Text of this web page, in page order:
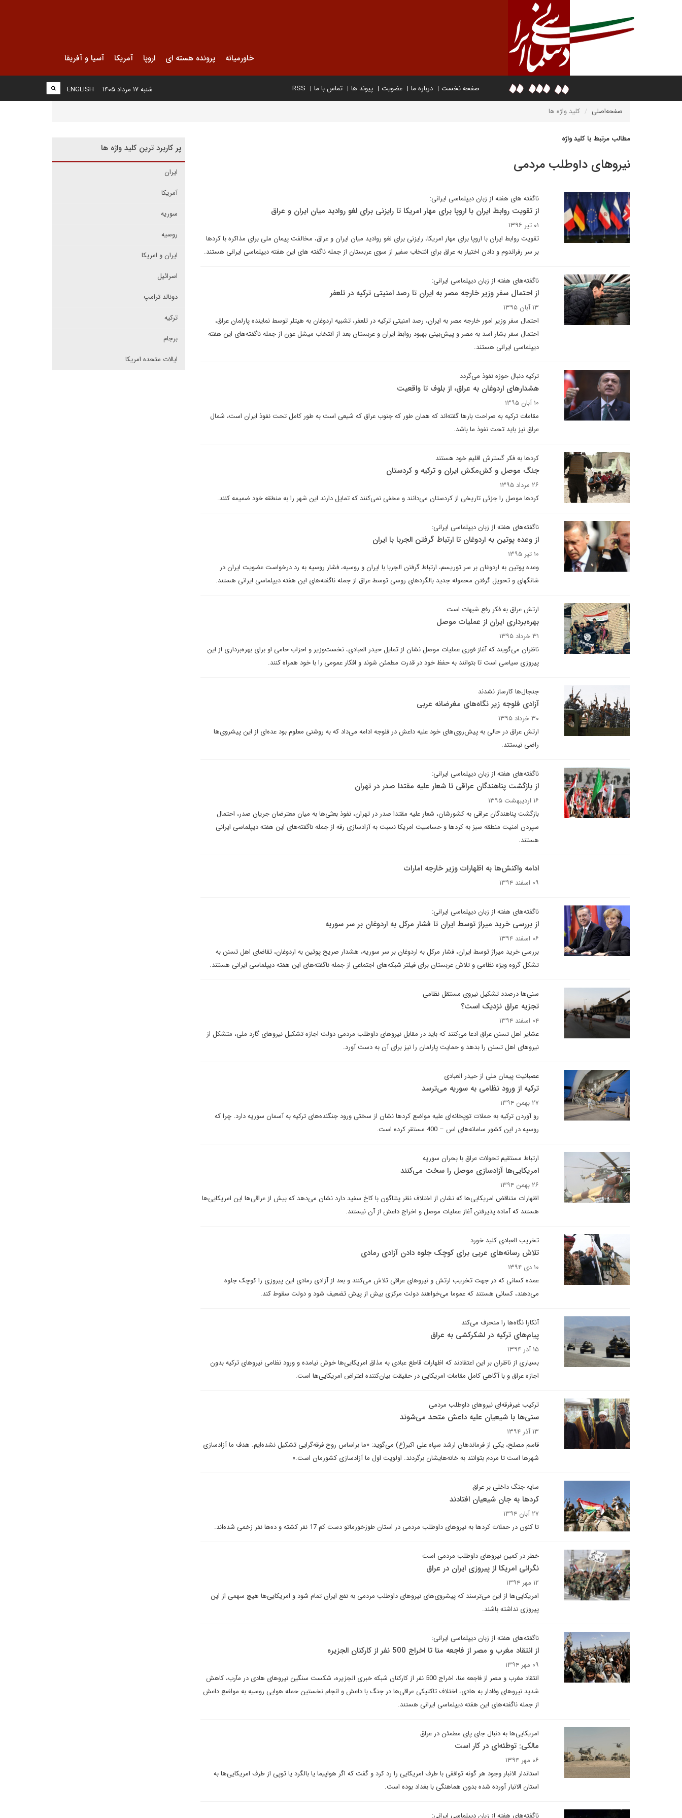
خاورمیانه پرونده هسته ای اروپا آمریکا آسیا و آفریقا
صفحه نخست درباره ما عضویت پیوند ها تماس با ما RSS
ENGLISH شنبه ۱۷ مرداد ۱۴۰۵
صفحه‌اصلی کلید واژه ها
مطالب مرتبط با کلید واژه
نیروهای داوطلب مردمی
ناگفته های هفته از زبان دیپلماسی ایرانی:
از تقویت روابط ایران با اروپا برای مهار امریکا تا رایزنی برای لغو روادید میان ایران و عراق
۰۱ تیر ۱۳۹۶
تقویت روابط ایران با اروپا برای مهار امریکا، رایزنی برای لغو روادید میان ایران و عراق، مخالفت پیمان ملی برای مذاکره با کردها
بر سر رفراندوم و دادن اختیار به عراق برای انتخاب سفیر از سوی عربستان از جمله ناگفته های این هفته دیپلماسی ایرانی هستند.
ناگفته‌های هفته از زبان دیپلماسی ایرانی:
از احتمال سفر وزیر خارجه مصر به ایران تا رصد امنیتی ترکیه در تلعفر
۱۳ آبان ۱۳۹۵
احتمال سفر وزیر امور خارجه مصر به ایران، رصد امنیتی ترکیه در تلعفر، تشبیه اردوغان به هیتلر توسط نماینده پارلمان عراق،
احتمال سفر بشار اسد به مصر و پیش‌بینی بهبود روابط ایران و عربستان بعد از انتخاب میشل عون از جمله ناگفته‌های این هفته
دیپلماسی ایرانی هستند.
ترکیه دنبال حوزه نفوذ می‌گردد
هشدارهای اردوغان به عراق، از بلوف تا واقعیت
۱۰ آبان ۱۳۹۵
مقامات ترکیه به صراحت بارها گفته‌اند که همان طور که جنوب عراق که شیعی است به طور کامل تحت نفوذ ایران است، شمال
عراق نیز باید تحت نفوذ ما باشد.
کردها به فکر گسترش اقلیم خود هستند
جنگ موصل و کش‌مکش ایران و ترکیه و کردستان
۲۶ مرداد ۱۳۹۵
کردها موصل را جزئی تاریخی از کردستان می‌دانند و مخفی نمی‌کنند که تمایل دارند این شهر را به منطقه خود ضمیمه کنند.
ناگفته‌های هفته از زبان دیپلماسی ایرانی:
از وعده پوتین به اردوغان تا ارتباط گرفتن الجربا با ایران
۱۰ تیر ۱۳۹۵
وعده پوتین به اردوغان بر سر توریسم، ارتباط گرفتن الجربا با ایران و روسیه، فشار روسیه به رد درخواست عضویت ایران در
شانگهای و تحویل گرفتن محموله جدید بالگردهای روسی توسط عراق از جمله ناگفته‌های این هفته دیپلماسی ایرانی هستند.
ارتش عراق به فکر رفع شبهات است
بهره‌برداری ایران از عملیات موصل
۳۱ خرداد ۱۳۹۵
ناظران می‌گویند که آغاز فوری عملیات موصل نشان از تمایل حیدر العبادی، نخست‌وزیر و احزاب حامی او برای بهره‌برداری از این
پیروزی سیاسی است تا بتوانند به حفظ خود در قدرت مطمئن شوند و افکار عمومی را با خود همراه کنند.
جنجال‌ها کارساز نشدند
آزادی فلوجه زیر نگاه‌های مغرضانه عربی
۳۰ خرداد ۱۳۹۵
ارتش عراق در حالی به پیش‌روی‌های خود علیه داعش در فلوجه ادامه می‌داد که به روشنی معلوم بود عده‌ای از این پیشروی‌ها
راضی نیستتد.
ناگفته‌های هفته از زبان دیپلماسی ایرانی:
از بازگشت پناهندگان عراقی تا شعار علیه مقتدا صدر در تهران
۱۶ اردیبهشت ۱۳۹۵
بازگشت پناهندگان عراقی به کشورشان، شعار علیه مقتدا صدر در تهران، نفوذ بعثی‌ها به میان معترضان جریان صدر، احتمال
سپردن امنیت منطقه سبز به کردها و حساسیت امریکا نسبت به آزادسازی رقه از جمله ناگفته‌های این هفته دیپلماسی ایرانی
هستند.
ادامه واکنش‌ها به اظهارات وزیر خارجه امارات
۰۹ اسفند ۱۳۹۴
ناگفته‌های هفته از زبان دیپلماسی ایرانی:
از بررسی خرید میراژ توسط ایران تا فشار مرکل به اردوغان بر سر سوریه
۰۶ اسفند ۱۳۹۴
بررسی خرید میراژ توسط ایران، فشار مرکل به اردوغان بر سر سوریه، هشدار صریح پوتین به اردوغان، تقاضای اهل تسنن به
تشکل گروه ویژه نظامی و تلاش عربستان برای فیلتر شبکه‌های اجتماعی از جمله ناگفته‌های این هفته دیپلماسی ایرانی هستند.
سنی‌ها درصدد تشکیل نیروی مستقل نظامی
تجزیه عراق نزدیک است؟
۰۴ اسفند ۱۳۹۴
عشایر اهل تسنن عراق ادعا می‌کنند که باید در مقابل نیروهای داوطلب مردمی دولت اجازه تشکیل نیروهای گارد ملی، متشکل از
نیروهای اهل تسنن را بدهد و حمایت پارلمان را نیز برای آن به دست آورد.
عصبانیت پیمان ملی از حیدر العبادی
ترکیه از ورود نظامی به سوریه می‌ترسد
۲۷ بهمن ۱۳۹۴
رو آوردن ترکیه به حملات توپخانه‌ای علیه مواضع کردها نشان از سختی ورود جنگنده‌های ترکیه به آسمان سوریه دارد. چرا که
روسیه در این کشور سامانه‌های اس – 400 مستقر کرده‌ است.
ارتباط مستقیم تحولات عراق با بحران سوریه
امریکایی‌ها آزادسازی موصل را سخت می‌کنند
۲۶ بهمن ۱۳۹۴
اظهارات متناقض امریکایی‌ها که نشان از اختلاف نظر پنتاگون با کاخ سفید دارد نشان می‌دهد که بیش از عراقی‌ها این امریکایی‌ها
هستند که آماده پذیرفتن آغاز عملیات موصل و اخراج داعش از آن نیستند.
تخریب العبادی کلید خورد
تلاش رسانه‌های عربی برای کوچک جلوه دادن آزادی رمادی
۱۰ دی ۱۳۹۴
عمده کسانی که در جهت تخریب ارتش و نیروهای عراقی تلاش می‌کنند و بعد از آزادی رمادی این پیروزی را کوچک جلوه
می‌دهند، کسانی هستند که عموما می‌خواهند دولت مرکزی بیش از پیش تضعیف شود و دولت سقوط کند.
آنکارا نگاه‌ها را منحرف می‌کند
پیام‌های ترکیه در لشکرکشی به عراق
۱۵ آذر ۱۳۹۴
بسیاری از ناظران بر این اعتقادند که اظهارات قاطع عبادی به مذاق امریکایی‌ها خوش نیامده و ورود نظامی نیروهای ترکیه بدون
اجازه عراق و با آگاهی کامل مقامات امریکایی در حقیقت بیان‌کننده اعتراض امریکایی‌ها است.
ترکیب غیرفرقه‌ای نیروهای داوطلب مردمی
سنی‌ها با شیعیان علیه داعش متحد می‌شوند
۱۳ آذر ۱۳۹۴
قاسم مصلح، یکی از فرماندهان ارشد سپاه علی اکبر(ع) می‌گوید: «ما براساس روح فرقه‌گرایی تشکیل نشده‌ایم. هدف ما آزادسازی
شهرها است تا مردم بتوانند به خانه‌هایشان برگردند. اولویت اول ما آزادسازی کشورمان است.»
سایه جنگ داخلی بر عراق
کردها به جان شیعیان افتادند
۲۷ آبان ۱۳۹۴
تا کنون در حملات کردها به نیروهای داوطلب مردمی در استان طوزخورماتو دست کم 17 نفر کشته و ده‌ها نفر زخمی شده‌اند.
خطر در کمین نیروهای داوطلب مردمی است
نگرانی امریکا از پیروزی ایران در عراق
۱۲ مهر ۱۳۹۴
امریکایی‌ها از این می‌ترسند که پیشروی‌های نیروهای داوطلب مردمی به نفع ایران تمام شود و امریکایی‌ها هیچ سهمی از این
پیروزی نداشته باشند.
ناگفته‌های هفته از زبان دیپلماسی ایرانی:
از انتقاد مغرب و مصر از فاجعه منا تا اخراج 500 نفر از کارکنان الجزیره
۰۹ مهر ۱۳۹۴
انتقاد مغرب و مصر از فاجعه منا، اخراج 500 نفر از کارکنان شبکه خبری الجزیره، شکست سنگین نیروهای هادی در مآرب، کاهش
شدید نیروهای وفادار به هادی، اختلاف تاکتیکی عراقی‌ها در جنگ با داعش و انجام نخستین حمله هوایی روسیه به مواضع داعش
از جمله ناگفته‌های این هفته دیپلماسی ایرانی هستند.
امریکایی‌ها به دنبال جای پای مطمئن در عراق
مالکی: توطئه‌ای در کار است
۰۶ مهر ۱۳۹۴
استاندار الانبار وجود هر گونه توافقی با طرف امریکایی را رد کرد و گفت که اگر هواپیما یا بالگرد یا توپی از طرف امریکایی‌ها به
استان الانبار آورده شده بدون هماهنگی با بغداد بوده است.
ناگفته‌های هفته از زبان دیپلماسی ایرانی:
پر کاربرد ترین کلید واژه ها
ایران
آمریکا
سوریه
روسیه
ایران و امریکا
اسرائیل
دونالد ترامپ
ترکیه
برجام
ایالات متحده امریکا